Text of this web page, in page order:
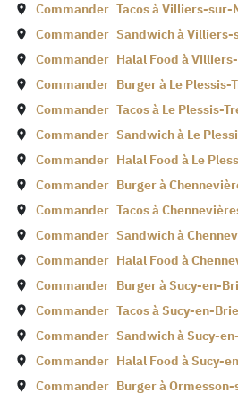
Commander Tacos àVilliers-sur-
Commander Sandwich àVilliers-
Commander Halal Food à
Commander Burger à Le Plessis-
Commander Tacos à Le Plessis-
Commander Sandwich à Le
Commander Halal Food à Le
Commander Burger à
Commander Tacos à
Commander Sandwich à
Commander Halal Food à
Commander Burger àSucy-en-
Commander Tacos àSucy-en-Brie
Commander Sandwich àSucy-
Commander Halal Food àSucy-
Commander Burger à